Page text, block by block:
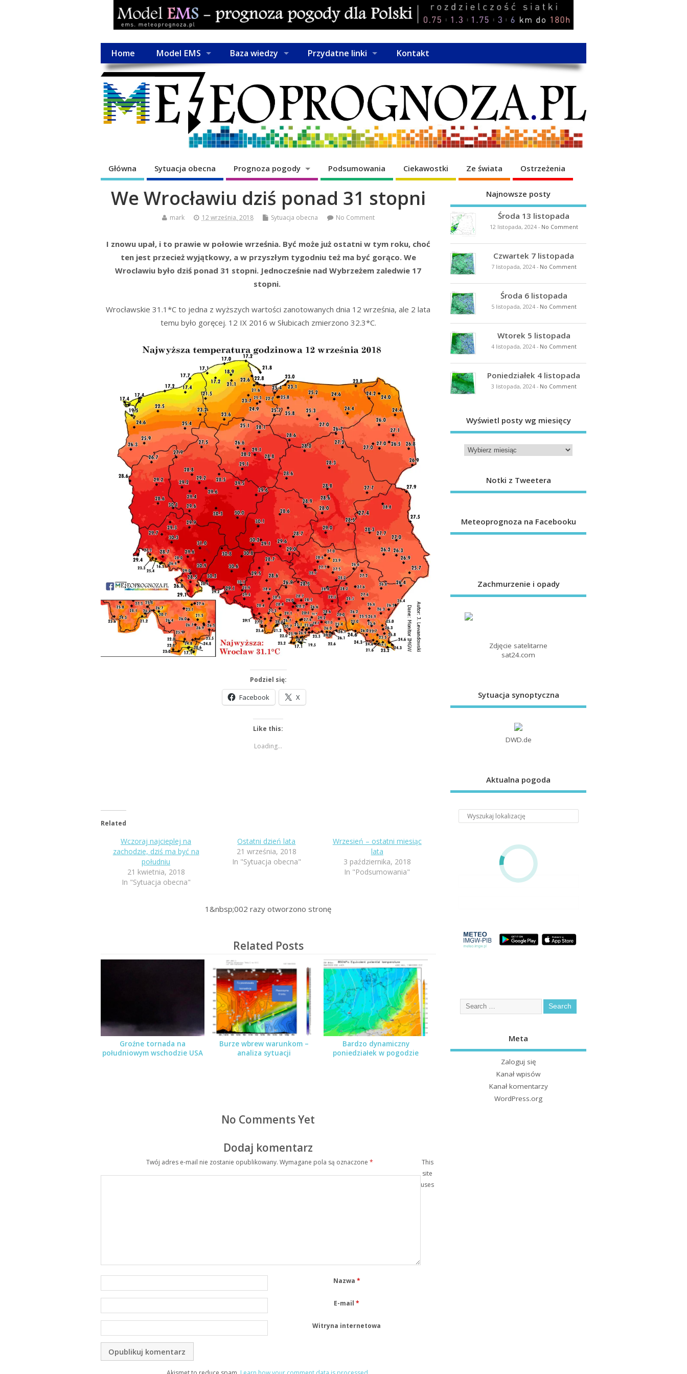
Home Model EMS Baza wiedzy Przydatne linki Kontakt
Główna Sytuacja obecna Prognoza pogody Podsumowania Ciekawostki Ze świata Ostrzeżenia
We Wrocławiu dziś ponad 31 stopni
mark 12 września, 2018 Sytuacja obecna No Comment
I znowu upał, i to prawie w połowie września. Być może już ostatni w tym roku, choć
ten jest przecież wyjątkowy, a w przyszłym tygodniu też ma być gorąco. We
Wroclawiu było dziś ponad 31 stopni. Jednocześnie nad Wybrzeżem zaledwie 17
stopni.
Wrocławskie 31.1*C to jedna z wyższych wartości zanotowanych dnia 12 września, ale 2 lata
temu było goręcej. 12 IX 2016 w Słubicach zmierzono 32.3*C.
Podziel się:
Facebook X
Like this:
Loading...
Related
Wczoraj najcieplej na
zachodzie, dziś ma być na
południu
21 kwietnia, 2018
In "Sytuacja obecna"
Ostatni dzień lata
21 września, 2018
In "Sytuacja obecna"
Wrzesień – ostatni miesiąc
lata
3 października, 2018
In "Podsumowania"
1&nbsp;002 razy otworzono stronę
Related Posts
Groźne tornada na
południowym wschodzie USA
Burze wbrew warunkom –
analiza sytuacji
Bardzo dynamiczny
poniedziałek w pogodzie
No Comments Yet
Dodaj komentarz
Twój adres e-mail nie zostanie opublikowany. Wymagane pola są oznaczone*
Nazwa *
E-mail*
Witryna internetowa
This
site
uses
Najnowsze posty
Środa 13 listopada
12 listopada, 2024- No Comment
Czwartek 7 listopada
7 listopada, 2024- No Comment
Środa 6 listopada
5 listopada, 2024- No Comment
Wtorek 5 listopada
4 listopada, 2024- No Comment
Poniedziałek 4 listopada
3 listopada, 2024- No Comment
Wyświetl posty wg miesięcy
Notki z Tweetera
Meteoprognoza na Facebooku
Zachmurzenie i opady
Zdjęcie satelitarne
sat24.com
Sytuacja synoptyczna
DWD.de
Aktualna pogoda
Meta
Zaloguj się
Kanał wpisów
Kanał komentarzy
WordPress.org